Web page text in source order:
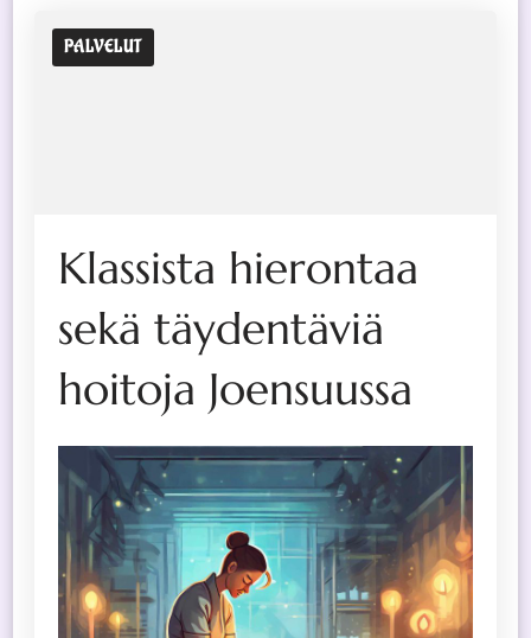
PALVELUT
Klassista hierontaa
sekä täydentäviä
hoitoja Joensuussa